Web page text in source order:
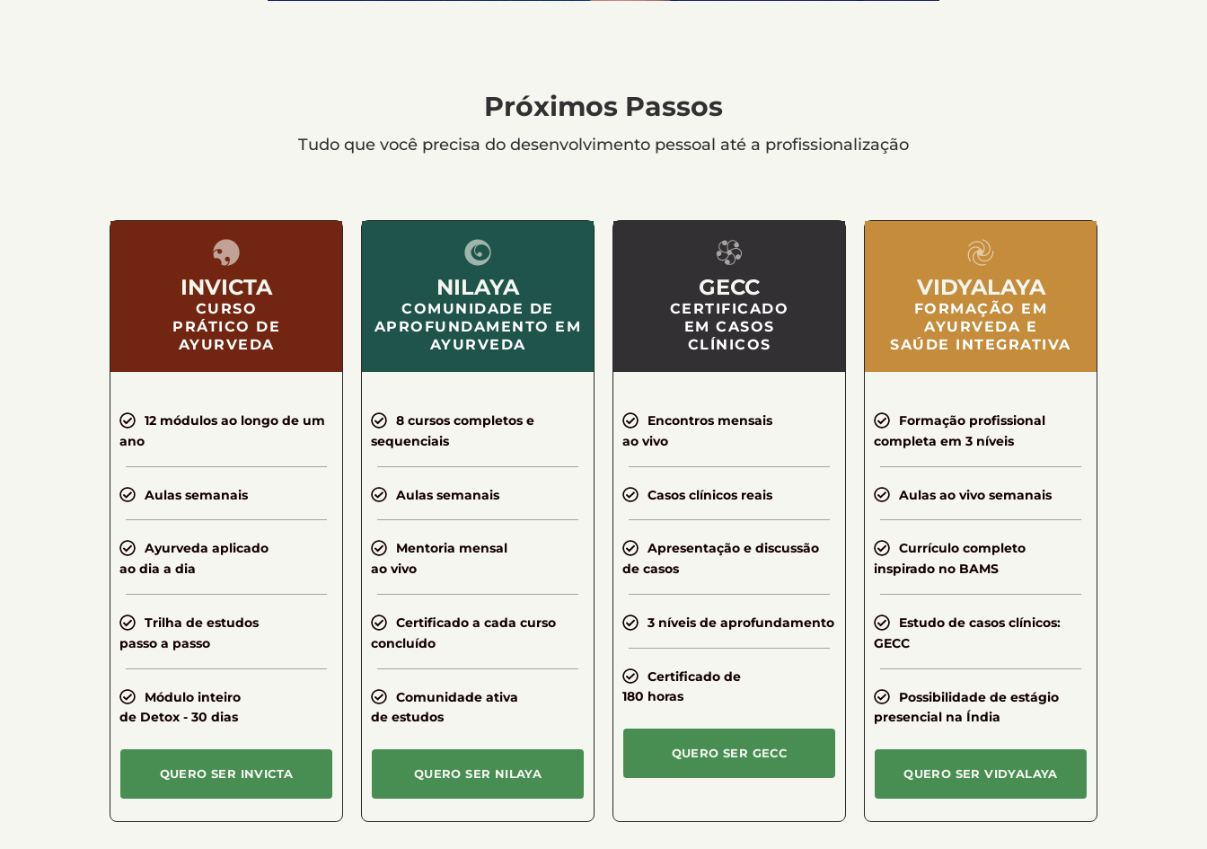
Próximos Passos
Tudo que você precisa do desenvolvimento pessoal até a profissionalização
INVICTA
CURSO
PRÁTICO DE
AYURVEDA
12 módulos ao longo de um
ano
Aulas semanais
Ayurveda aplicado
ao dia a dia
Trilha de estudos
passo a passo
Módulo inteiro
de Detox - 30 dias
QUERO SER INVICTA
NILAYA
COMUNIDADE DE
APROFUNDAMENTO EM
AYURVEDA
8 cursos completos e
sequenciais
Aulas semanais
Mentoria mensal
ao vivo
Certificado a cada curso
concluído
Comunidade ativa
de estudos
QUERO SER NILAYA
GECC
CERTIFICADO
EM CASOS
CLÍNICOS
Encontros mensais
ao vivo
Casos clínicos reais
Apresentação e discussão
de casos
3 níveis de aprofundamento
Certificado de
180 horas
QUERO SER GECC
VIDYALAYA
FORMAÇÃO EM
AYURVEDA E
SAÚDE INTEGRATIVA
Formação profissional
completa em 3 níveis
Aulas ao vivo semanais
Currículo completo
inspirado no BAMS
Estudo de casos clínicos:
GECC
Possibilidade de estágio
presencial na Índia
QUERO SER VIDYALAYA